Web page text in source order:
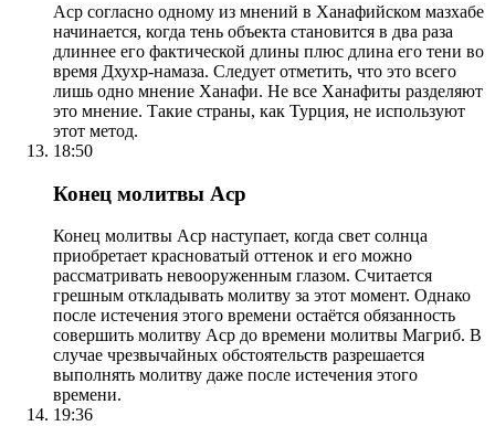
Аср согласно одному из мнений в Ханафийском мазхабе
начинается, когда тень объекта становится в два раза
длиннее его фактической длины плюс длина его тени во
время Дхухр-намаза. Следует отметить, что это всего
лишь одно мнение Ханафи. Не все Ханафиты разделяют
это мнение. Такие страны, как Турция, не используют
этот метод.
18:50
Конец молитвы Аср
Конец молитвы Аср наступает, когда свет солнца
приобретает красноватый оттенок и его можно
рассматривать невооруженным глазом. Считается
грешным откладывать молитву за этот момент. Однако
после истечения этого времени остаётся обязанность
совершить молитву Аср до времени молитвы Магриб. В
случае чрезвычайных обстоятельств разрешается
выполнять молитву даже после истечения этого
времени.
19:36